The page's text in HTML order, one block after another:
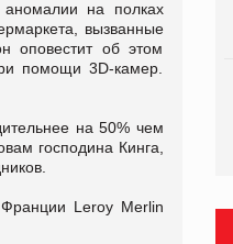
на полках
вызванные
оповестит об этом
помощи 3D-камер.
на 50% чем
господина Кинга,
Leroy Merlin